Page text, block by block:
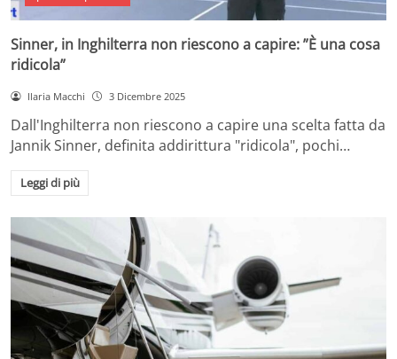
Sinner, in Inghilterra non riescono a capire: ”È una cosa
ridicola”
Ilaria Macchi 3 Dicembre 2025
Dall'Inghilterra non riescono a capire una scelta fatta da
Jannik Sinner, definita addirittura "ridicola", pochi…
Leggi di più